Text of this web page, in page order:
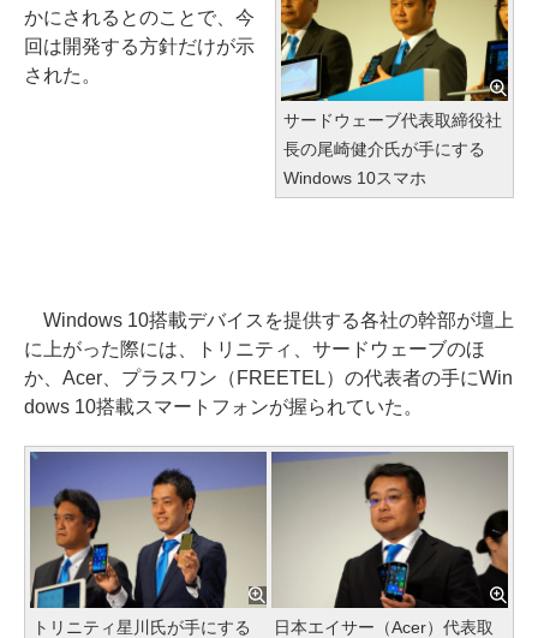
サードウェーブ代表取締役社
長の尾崎健介氏が手にする
Windows 10スマホ
かにされるとのことで、今
回は開発する方針だけが示
された。
Windows 10搭載デバイスを提供する各社の幹部が壇上
に上がった際には、トリニティ、サードウェーブのほ
か、Acer、プラスワン（FREETEL）の代表者の手にWin
dows 10搭載スマートフォンが握られていた。
トリニティ星川氏が手にする
日本エイサー（Acer）代表取